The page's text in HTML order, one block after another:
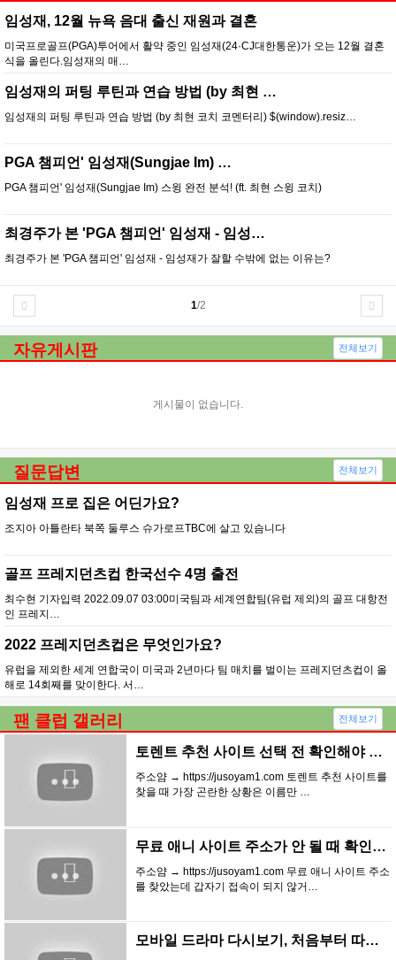
임성재, 12월 뉴욕 음대 출신 재원과 결혼
미국프로골프(PGA)투어에서 활약 중인 임성재(24·CJ대한통운)가 오는 12월 결혼
식을 올린다.임성재의 매…
임성재의 퍼팅 루틴과 연습 방법 (by 최현 …
임성재의 퍼팅 루틴과 연습 방법 (by 최현 코치 코멘터리) $(window).resiz…
PGA 챔피언' 임성재(Sungjae Im) …
PGA 챔피언' 임성재(Sungjae Im) 스윙 완전 분석! (ft. 최현 스윙 코치)
최경주가 본 'PGA 챔피언' 임성재 - 임성…
최경주가 본 'PGA 챔피언' 임성재 - 임성재가 잘할 수밖에 없는 이유는?
1/2
자유게시판
게시물이 없습니다.
전체보기
질문답변
임성재 프로 집은 어딘가요?
조지아 아틀란타 북쪽 둘루스 슈가로프TBC에 살고 있슴니다
골프 프레지던츠컵 한국선수 4명 출전
최수현 기자입력 2022.09.07 03:00미국팀과 세계연합팀(유럽 제외)의 골프 대항전
인 프레지…
2022 프레지던츠컵은 무엇인가요?
유럽을 제외한 세계 연합국이 미국과 2년마다 팀 매치를 벌이는 프레지던츠컵이 올
해로 14회째를 맞이한다. 서…
전체보기
팬 클럽 갤러리
토렌트 추천 사이트 선택 전 확인해야 할 기준…
주소얌 → https://jusoyam1.com 토렌트 추천 사이트를
찾을 때 가장 곤란한 상황은 이름만 …
무료 애니 사이트 주소가 안 될 때 확인하는 …
주소얌 → https://jusoyam1.com 무료 애니 사이트 주소
를 찾았는데 갑자기 접속이 되지 않거…
모바일 드라마 다시보기, 처음부터 따라 하는 …
전체보기